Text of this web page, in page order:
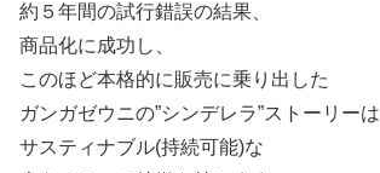
約５年間の試行錯誤の結果、
商品化に成功し、
このほど本格的に販売に乗り出した
ガンガゼウニの”シンデレラ”ストーリーは
サスティナブル(持続可能)な